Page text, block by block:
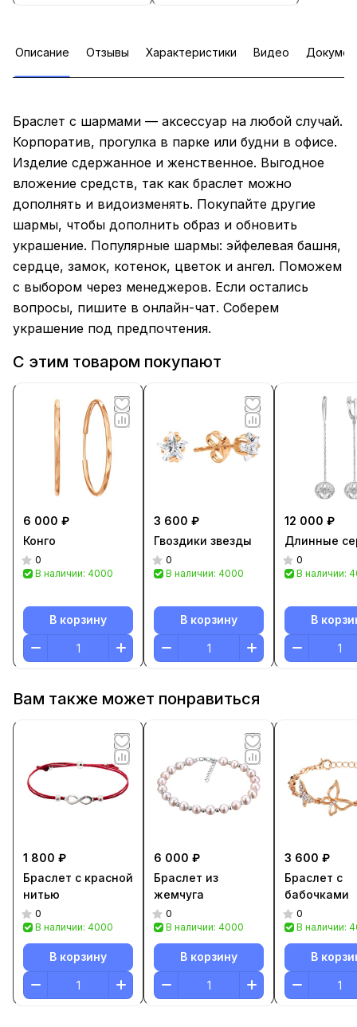
Описание Отзывы Характеристики Видео
Браслет с шармами — аксессуар на любой случай.
Корпоратив, прогулка в парке или будни в офисе.
Изделие сдержанное и женственное. Выгодное
вложение средств, так как браслет можно
дополнять и видоизменять. Покупайте другие
шармы, чтобы дополнить образ и обновить
украшение. Популярные шармы: эйфелевая башня,
сердце, замок, котенок, цветок и ангел. Поможем
с выбором через менеджеров. Если остались
вопросы, пишите в онлайн-чат. Соберем
украшение под предпочтения.
С этим товаром покупают
6 000 ₽
Конго
0
В наличии: 4000
В корзину
3 600 ₽
Гвоздики звезды
0
В наличии: 4000
В корзину
12 000 ₽
Длинные
0
В наличии:
В
Вам также может понравиться
1 800 ₽
Браслет с красной
нитью
0
В наличии: 4000
В корзину
6 000 ₽
Браслет из
жемчуга
0
В наличии: 4000
В корзину
3 600 ₽
Браслет с
бабочками
0
В наличии:
В